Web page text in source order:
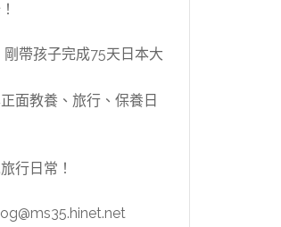
帶孩子完成75天日本大
面教養、旅行、保養日
行日常！